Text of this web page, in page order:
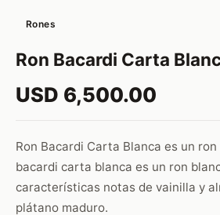
Rones
Ron Bacardi Carta
USD 6,500.00
Ron Bacardi Carta Blanca es un
bacardi carta blanca es un ron
características notas de vainilla y
plátano maduro.